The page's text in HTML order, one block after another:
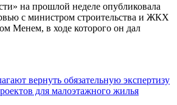
на прошлой неделе опубликовала
с министром строительства и ЖКХ
Менем, в ходе которого он дал
вернуть обязательную экспертизу
для малоэтажного жилья